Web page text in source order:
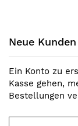
Neue Kunden
Ein Konto zu
Kasse gehen,
Bestellungen